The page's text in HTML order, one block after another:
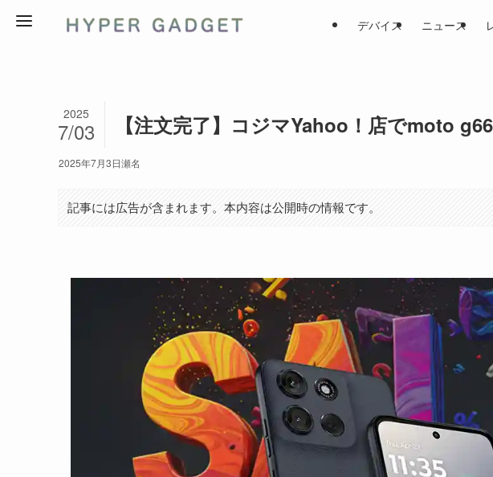
デバイス ニュース
【注文完了】コジマYahoo！店でmoto
2025
7/03
2025年7月3日瀬名
記事には広告が含まれます。本内容は公開時の情報です。